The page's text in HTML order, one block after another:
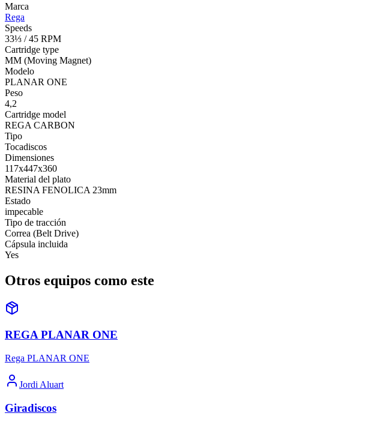
Marca
Rega
Speeds
33⅓ / 45 RPM
Cartridge type
MM (Moving Magnet)
Modelo
PLANAR ONE
Peso
4,2
Cartridge model
REGA CARBON
Tipo
Tocadiscos
Dimensiones
117x447x360
Material del plato
RESINA FENOLICA 23mm
Estado
impecable
Tipo de tracción
Correa (Belt Drive)
Cápsula incluida
Yes
Otros equipos como este
REGA PLANAR ONE
Rega PLANAR ONE
Jordi Aluart
Giradiscos